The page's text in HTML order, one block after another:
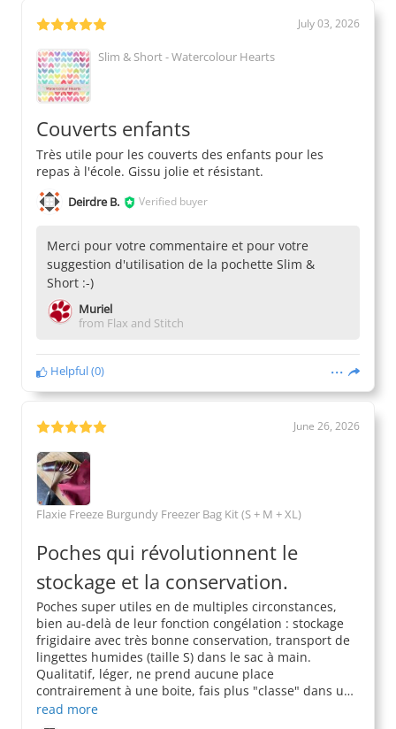
July 03, 2026
Slim & Short - Watercolour Hearts
Couverts enfants
Très utile pour les couverts des enfants pour les
repas à l'école. Gissu jolie et résistant.
Deirdre B. Verified buyer
Merci pour votre commentaire et pour votre
suggestion d'utilisation de la pochette Slim &
Short :-)
Muriel
from Flax and Stitch
Helpful(0)
June 26, 2026
Flaxie Freeze Burgundy Freezer Bag Kit (S + M + XL)
Poches qui révolutionnent le
stockage et la conservation.
Poches super utiles en de multiples circonstances,
bien au-delà de leur fonction congélation : stockage
frigidaire avec très bonne conservation, transport de
lingettes humides (taille S) dans le sac à main.
Qualitatif, léger, ne prend aucune place
contrairement à une boite, fais plus "classe" dans u